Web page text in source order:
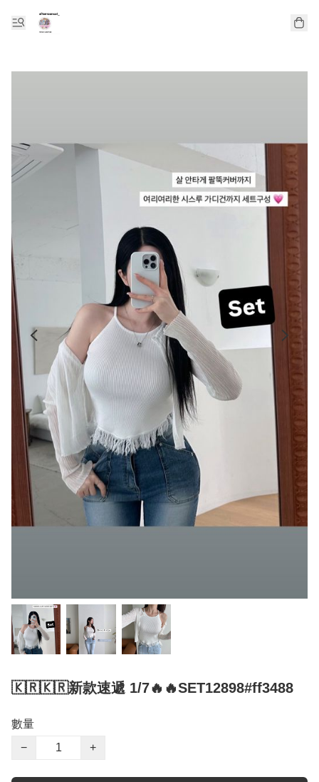
🇰🇷🇰🇷新款速遞 1/7🔥🔥SET12898#ff3488
數量
−
+